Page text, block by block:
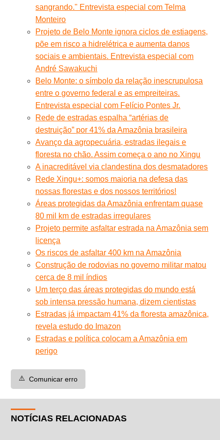
sangrando." Entrevista especial com Telma
Monteiro
Projeto de Belo Monte ignora ciclos de estiagens,
põe em risco a hidrelétrica e aumenta danos
sociais e ambientais. Entrevista especial com
André Sawakuchi
Belo Monte: o símbolo da relação inescrupulosa
entre o governo federal e as empreiteiras.
Entrevista especial com Felício Pontes Jr.
Rede de estradas espalha “artérias de
destruição” por 41% da Amazônia brasileira
Avanço da agropecuária, estradas ilegais e
floresta no chão. Assim começa o ano no Xingu
A inacreditável via clandestina dos desmatadores
Rede Xingu+: somos maioria na defesa das
nossas florestas e dos nossos territórios!
Áreas protegidas da Amazônia enfrentam quase
80 mil km de estradas irregulares
Projeto permite asfaltar estrada na Amazônia sem
licença
Os riscos de asfaltar 400 km na Amazônia
Construção de rodovias no governo militar matou
cerca de 8 mil índios
Um terço das áreas protegidas do mundo está
sob intensa pressão humana, dizem cientistas
Estradas já impactam 41% da floresta amazônica,
revela estudo do Imazon
Estradas e política colocam a Amazônia em
perigo
⚠️ Comunicar erro
NOTÍCIAS RELACIONADAS